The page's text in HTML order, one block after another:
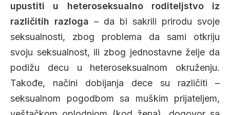
upustiti u heteroseksualno roditeljstvo iz
različitih razloga – da bi sakrili prirodu svoje
seksualnosti, zbog problema da sami otkriju
svoju seksualnost, ili zbog jednostavne želje da
podižu decu u heteroseksualnom okruženju.
Takođe, načini dobijanja dece su različiti –
seksualnom pogodbom sa muškim prijateljem,